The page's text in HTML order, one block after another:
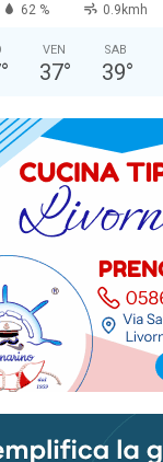
62 % 0.9kmh
°
VEN
37°
SAB
39°